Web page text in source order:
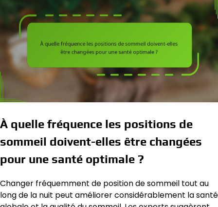
À quelle fréquence les positions de
sommeil doivent-elles être changées
pour une santé optimale ?
Changer fréquemment de position de sommeil tout au
long de la nuit peut améliorer considérablement la santé